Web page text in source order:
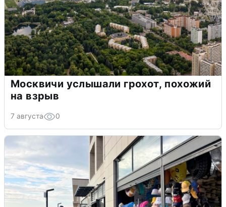
Москвичи услышали грохот, похожий
на взрыв
7 августа 0